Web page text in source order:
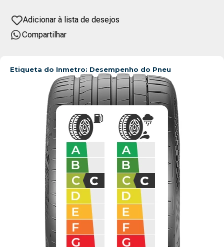
Compartilhar
Etiqueta do Inmetro: Desempenho do Pneu
C C